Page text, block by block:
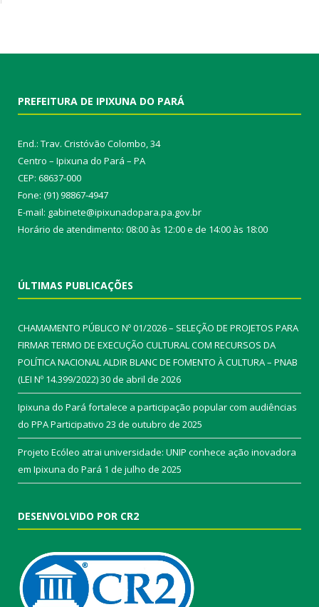
PREFEITURA DE IPIXUNA DO PARÁ
End.: Trav. Cristóvão Colombo, 34
Centro – Ipixuna do Pará – PA
CEP: 68637-000
Fone: (91) 98867-4947
E-mail: gabinete@ipixunadopara.pa.gov.br
Horário de atendimento: 08:00 às 12:00 e de 14:00 às 18:00
ÚLTIMAS PUBLICAÇÕES
CHAMAMENTO PÚBLICO Nº 01/2026 – SELEÇÃO DE PROJETOS PARA
FIRMAR TERMO DE EXECUÇÃO CULTURAL COM RECURSOS DA
POLÍTICA NACIONAL ALDIR BLANC DE FOMENTO À CULTURA – PNAB
(LEI Nº 14.399/2022)30 de abril de 2026
Ipixuna do Pará fortalece a participação popular com audiências
do PPA Participativo 23 de outubro de 2025
Projeto Ecóleo atrai universidade: UNIP conhece ação inovadora
em Ipixuna do Pará 1 de julho de 2025
DESENVOLVIDO POR CR2